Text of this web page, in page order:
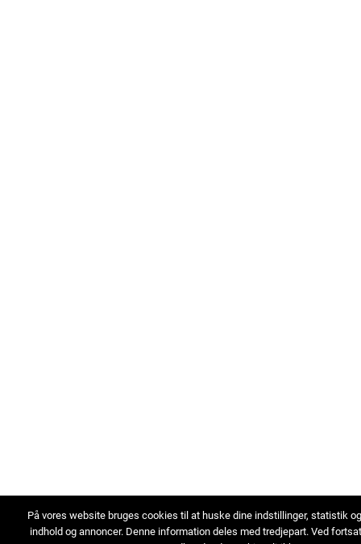
På vores website bruges cookies til at huske dine indstillinger, statistik
indhold og annoncer. Denne information deles med tredjepart. Ved